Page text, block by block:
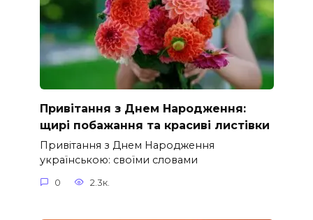
Привітання з Днем Народження:
щирі побажання та красиві листівки
Привітання з Днем Народження
українською: своїми словами
0 2.3к.